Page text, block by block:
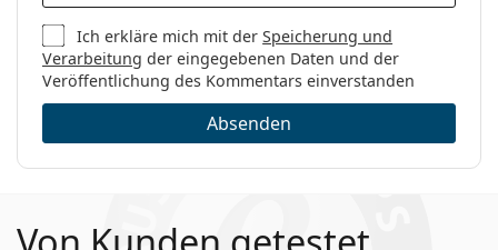
Ich erkläre mich mit derSpeicherung und
Verarbeitung der eingegebenen Daten und der
Veröffentlichung des Kommentars einverstanden
Absenden